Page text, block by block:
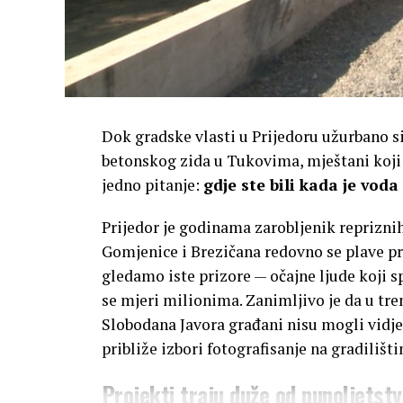
Dok gradske vlasti u Prijedoru užurbano
betonskog zida u Tukovima, mještani
jedno pitanje: gdje ste bili kada je voda
Prijedor je godinama zarobljenik
Gomjenice i Brezičana redovno se plave
gledamo iste prizore — očajne ljude koji
se mjeri milionima. Zanimljivo je da u
Slobodana Javora građani nisu mogli
približe izbori fotografisanje na
Projekti traju duže od